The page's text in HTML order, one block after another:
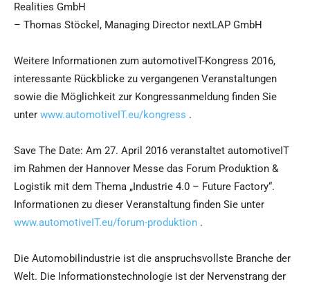
Realities GmbH
– Thomas Stöckel, Managing Director nextLAP GmbH
Weitere Informationen zum automotiveIT-Kongress 2016,
interessante Rückblicke zu vergangenen Veranstaltungen
sowie die Möglichkeit zur Kongressanmeldung finden Sie
unter www.automotiveIT.eu/kongress .
Save The Date: Am 27. April 2016 veranstaltet automotiveIT
im Rahmen der Hannover Messe das Forum Produktion &
Logistik mit dem Thema „Industrie 4.0 – Future Factory“.
Informationen zu dieser Veranstaltung finden Sie unter
www.automotiveIT.eu/forum-produktion .
Die Automobilindustrie ist die anspruchsvollste Branche der
Welt. Die Informationstechnologie ist der Nervenstrang der